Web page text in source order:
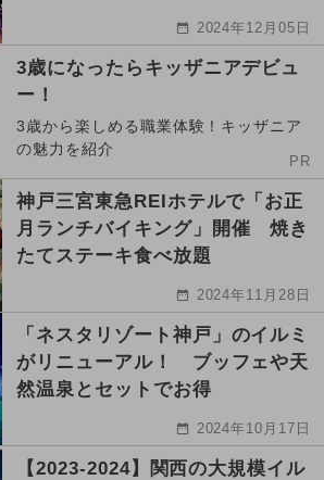
2024年12月05日
3歳になったらキッザニアデビュ
ー！
3歳から楽しめる職業体験！キッザニア
の魅力を紹介
PR
神戸三宮東急REIホテルで「お正
月ランチバイキング」開催 焼き
たてステーキ食べ放題
2024年11月28日
「ネスタリゾート神戸」のイルミ
がリニューアル！ ブッフェや天
然温泉とセットでお得
2024年10月17日
【2023-2024】関西の大規模イル